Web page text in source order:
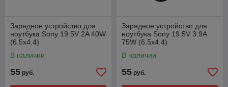
Зарядное устройство для
ноутбука Sony 19.5V 2A 40W
(6.5x4.4)
В наличии
55 руб.
Зарядное устройство для
ноутбука Sony 19.5V 3.9A
75W (6.5x4.4)
В наличии
55 руб.